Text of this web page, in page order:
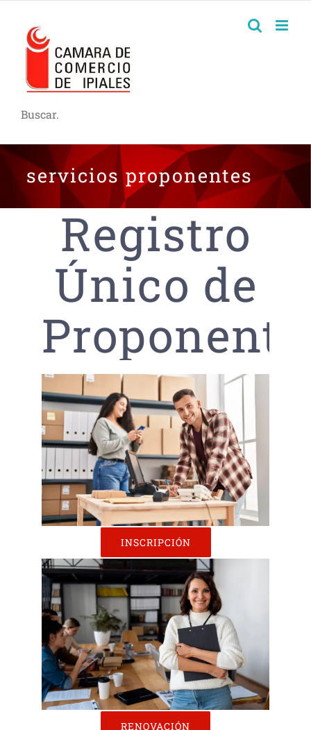
Buscar.
servicios proponentes
Registro
Único de
INSCRIPCIÓN
RENOVACIÓN